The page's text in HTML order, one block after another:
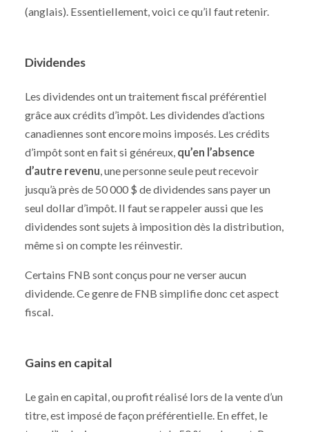
(anglais). Essentiellement, voici ce qu’il faut retenir.
Dividendes
Les dividendes ont un traitement fiscal préférentiel
grâce aux crédits d’impôt. Les dividendes d’actions
canadiennes sont encore moins imposés. Les crédits
d’impôt sont en fait si généreux, qu’en l’absence
d’autre revenu , une personne seule peut recevoir
jusqu’à près de 50 000 $ de dividendes sans payer un
seul dollar d’impôt. Il faut se rappeler aussi que les
dividendes sont sujets à imposition dès la distribution,
même si on compte les réinvestir.
Certains FNB sont conçus pour ne verser aucun
dividende. Ce genre de FNB simplifie donc cet aspect
fiscal.
Gains en capital
Le gain en capital, ou profit réalisé lors de la vente d’un
titre, est imposé de façon préférentielle. En effet, le